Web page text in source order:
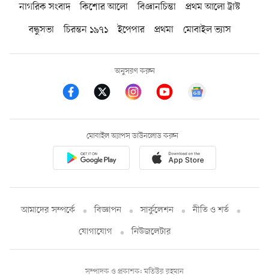
নাগরিক সংবাদ কিশোর আলো বিজ্ঞানচিন্তা
প্রথম আলো ট্রাস্ট
বন্ধুসভা
চিরন্তন ১৯৭১ ইপেপার প্রথমা মোবাইল ভ্যাস
অনুসরণ করুন
মোবাইল অ্যাপস ডাউনলোড করুন
আমাদের সম্পর্কে বিজ্ঞাপন সার্কুলেশন
নীতি ও শর্ত
যোগাযোগ
নিউজলেটার
সম্পাদক ও প্রকাশক: মতিউর রহমান